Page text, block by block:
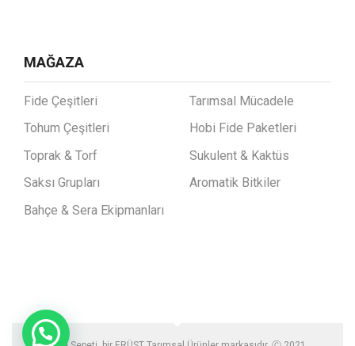
MAĞAZA
Fide Çeşitleri
Tohum Çeşitleri
Toprak & Torf
Saksı Grupları
Bahçe & Sera Ekipmanları
Tarımsal Mücadele
Hobi Fide Paketleri
Sukulent & Kaktüs
Aromatik Bitkiler